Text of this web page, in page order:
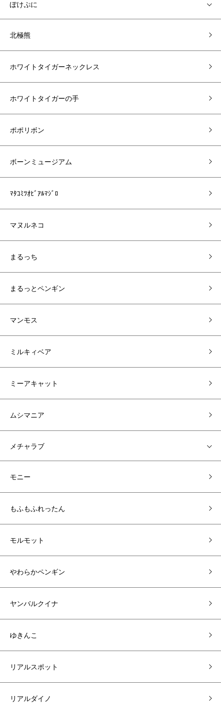
ぽけぷに
北極熊
ホワイトタイガーネックレス
ホワイトタイガーの手
ポポリボン
ボーンミュージアム
ﾏﾀｺﾐﾂｵﾋﾞｱﾙﾏｼﾞﾛ
マヌルネコ
まるっち
まるっとペンギン
マンモス
ミルキィベア
ミーアキャット
ムシマニア
メチャラブ
モニー
もふもふれったん
モルモット
やわらかペンギン
ヤンバルクイナ
ゆきんこ
リアルスポット
リアルダイノ